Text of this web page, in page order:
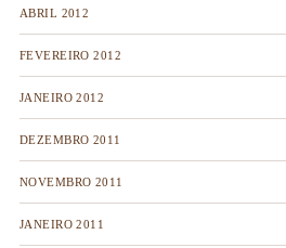
ABRIL 2012
FEVEREIRO 2012
JANEIRO 2012
DEZEMBRO 2011
NOVEMBRO 2011
JANEIRO 2011